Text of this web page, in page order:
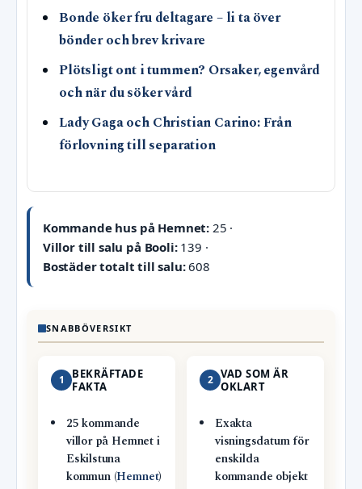
Bonde öker fru deltagare – li ta över
bönder och brev krivare
Plötsligt ont i tummen? Orsaker, egenvård
och när du söker vård
Lady Gaga och Christian Carino: Från
förlovning till separation
Kommande hus på Hemnet: 25 ·
Villor till salu på Booli:139 ·
Bostäder totalt till salu:608
SNABBÖVERSIKT
1
BEKRÄFTADE
FAKTA
25 kommande
villor på Hemnet i
Eskilstuna
kommun (Hemnet)
2 VAD SOM ÄR
OKLART
Exakta
visningsdatum för
enskilda
kommande objekt